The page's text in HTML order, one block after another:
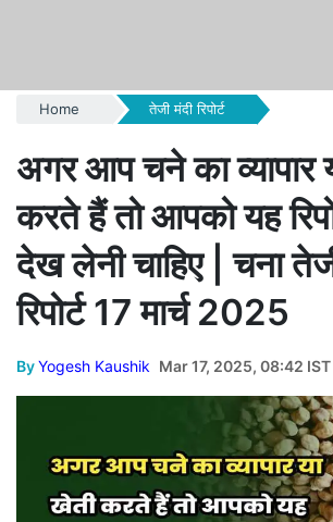
Home तेजी मंदी रिपोर्ट
अगर आप चने का व्यापार
करते हैं तो आपको यह
देख लेनी चाहिए | चना
रिपोर्ट 17 मार्च 2025
ByYogesh Kaushik Mar 17, 2025, 08:42 IST